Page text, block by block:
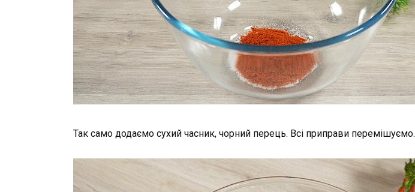
Так само додаємо сухий часник, чорний перець. Всі приправи перемішуємо.